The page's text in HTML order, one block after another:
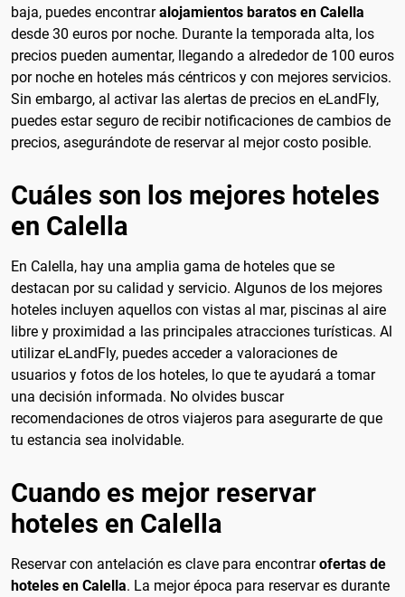
baja, puedes encontraralojamientos baratos en Calella
desde 30 euros por noche. Durante la temporada alta, los
precios pueden aumentar, llegando a alrededor de 100 euros
por noche en hoteles más céntricos y con mejores servicios.
Sin embargo, al activar las alertas de precios en eLandFly,
puedes estar seguro de recibir notificaciones de cambios de
precios, asegurándote de reservar al mejor costo posible.
Cuáles son los mejores hoteles
en Calella
En Calella, hay una amplia gama de hoteles que se
destacan por su calidad y servicio. Algunos de los mejores
hoteles incluyen aquellos con vistas al mar, piscinas al aire
libre y proximidad a las principales atracciones turísticas. Al
utilizar eLandFly, puedes acceder a valoraciones de
usuarios y fotos de los hoteles, lo que te ayudará a tomar
una decisión informada. No olvides buscar
recomendaciones de otros viajeros para asegurarte de que
tu estancia sea inolvidable.
Cuando es mejor reservar
hoteles en Calella
Reservar con antelación es clave para encontrarofertas de
hoteles en Calella. La mejor época para reservar es durante